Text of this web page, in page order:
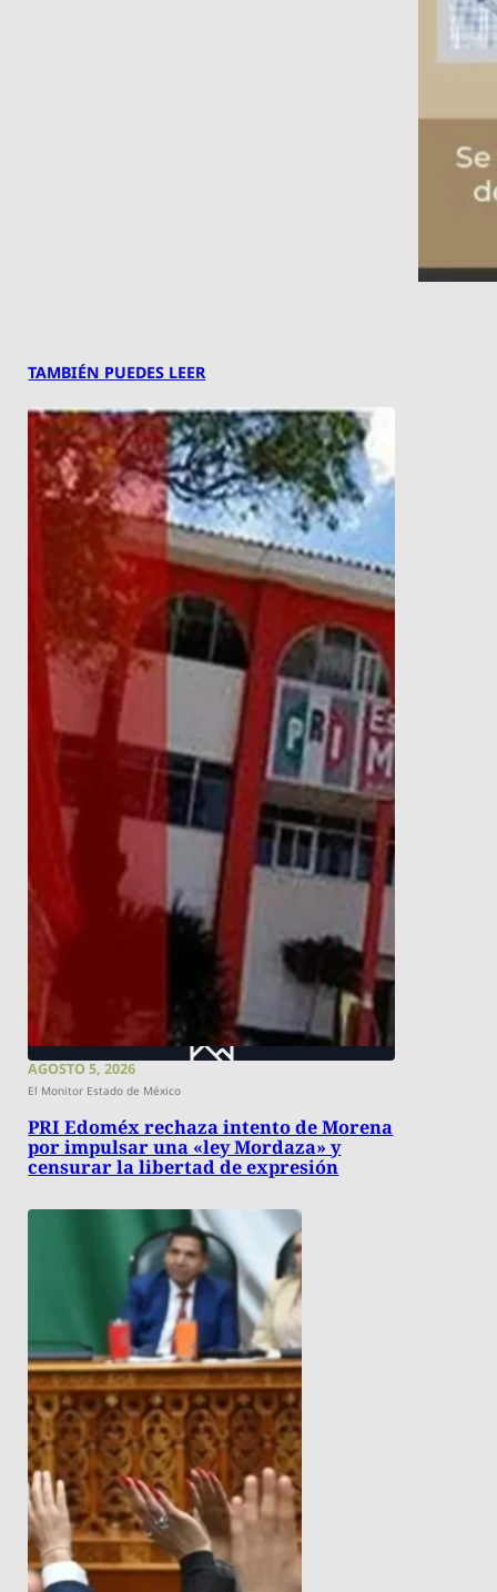
TAMBIÉN PUEDES LEER
AGOSTO 5, 2026
El Monitor Estado de México
PRI Edoméx rechaza intento de Morena
por impulsar una «ley Mordaza» y
censurar la libertad de expresión